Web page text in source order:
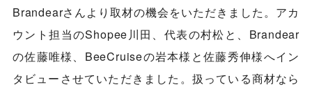
Brandearさんより取材の機会をいただきました。アカ
ウント担当のShopee川田、代表の村松と、Brandear
の佐藤唯様、BeeCruiseの岩本様と佐藤秀伸様へイン
タビューさせていただきました。扱っている商材なら